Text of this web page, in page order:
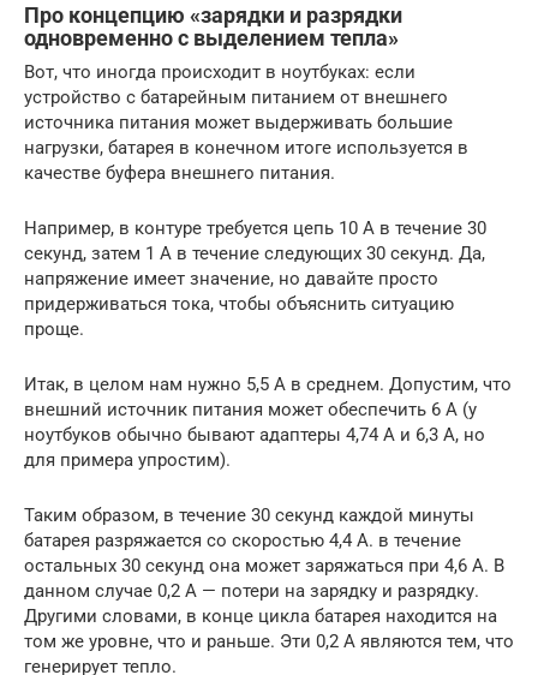
Про концепцию «зарядки и разрядки
одновременно с выделением тепла»
Вот, что иногда происходит в ноутбуках: если
устройство с батарейным питанием от внешнего
источника питания может выдерживать большие
нагрузки, батарея в конечном итоге используется в
качестве буфера внешнего питания.
Например, в контуре требуется цепь 10 А в течение 30
секунд, затем 1 А в течение следующих 30 секунд. Да,
напряжение имеет значение, но давайте просто
придерживаться тока, чтобы объяснить ситуацию
проще.
Итак, в целом нам нужно 5,5 А в среднем. Допустим, что
внешний источник питания может обеспечить 6 А (у
ноутбуков обычно бывают адаптеры 4,74 А и 6,3 А, но
для примера упростим).
Таким образом, в течение 30 секунд каждой минуты
батарея разряжается со скоростью 4,4 А. в течение
остальных 30 секунд она может заряжаться при 4,6 А. В
данном случае 0,2 А — потери на зарядку и разрядку.
Другими словами, в конце цикла батарея находится на
том же уровне, что и раньше. Эти 0,2 А являются тем, что
генерирует тепло.